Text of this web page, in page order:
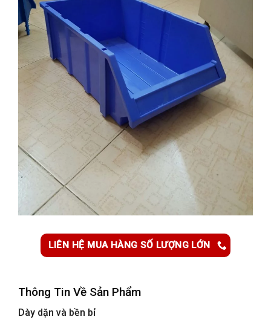
LIÊN HỆ MUA HÀNG SỐ LƯỢNG LỚN
Thông Tin Về Sản Phẩm
Dày dặn và bền bỉ